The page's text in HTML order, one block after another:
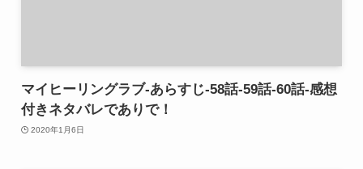
マイヒーリングラブ-あらすじ-58話-59話-60話-感想
付きネタバレでありで！
2020年1月6日